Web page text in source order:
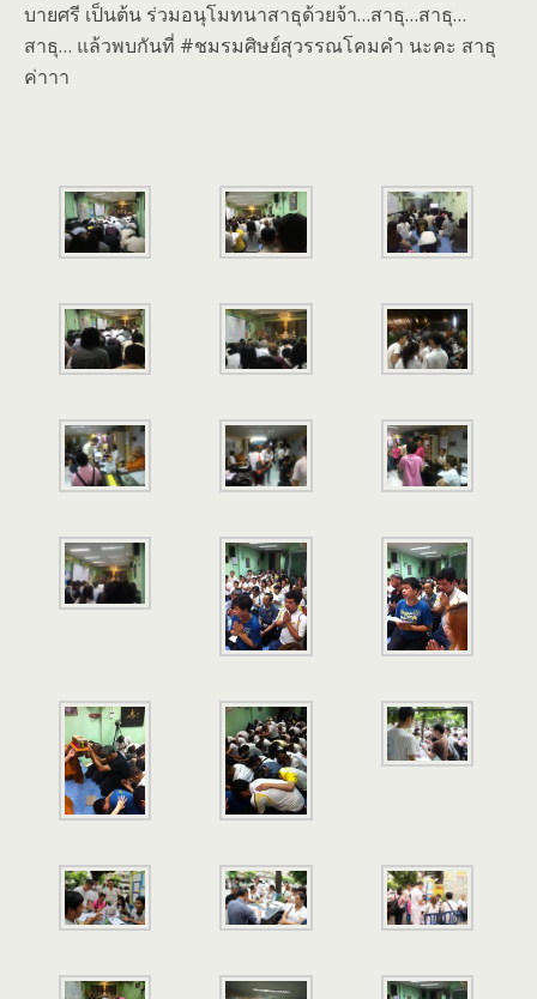
บายศรี เป็นต้น ร่วมอนุโมทนาสาธุด้วยจ้า…สาธุ…สาธุ…
สาธุ… แล้วพบกันที่ #ชมรมศิษย์สุวรรณโคมคำ นะคะ สาธุ
ค่าาา